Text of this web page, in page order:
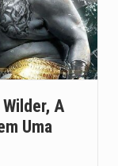
Um dos casos mais graves envolveu a residência de Sam…
A cidade de Bunia, capital da província de Ituri, tornou-se…
Legislação, renomeada em homenagem ao falecido senador Lindsey Graham, foi…
A
Uma